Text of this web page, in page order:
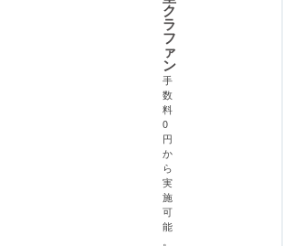
ク
ラ
フ
ァ
ン
手
数
料
0
円
か
ら
実
施
可
能